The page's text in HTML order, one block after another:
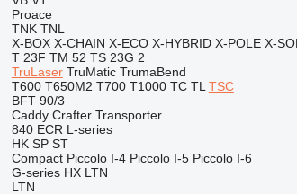
Proace
TNK TNL
X-BOX X-CHAIN X-ECO X-HYBRID X-POLE X-
T 23F TM 52 TS 23G 2
TruLaser TruMatic TrumaBend
T600 T650M2 T700 T1000 TC TL TSC
BFT 90/3
Caddy Crafter Transporter
840 ECR L-series
HK SP ST
Compact Piccolo I-4 Piccolo I-5 Piccolo I-6
G-series HX LTN
LTN